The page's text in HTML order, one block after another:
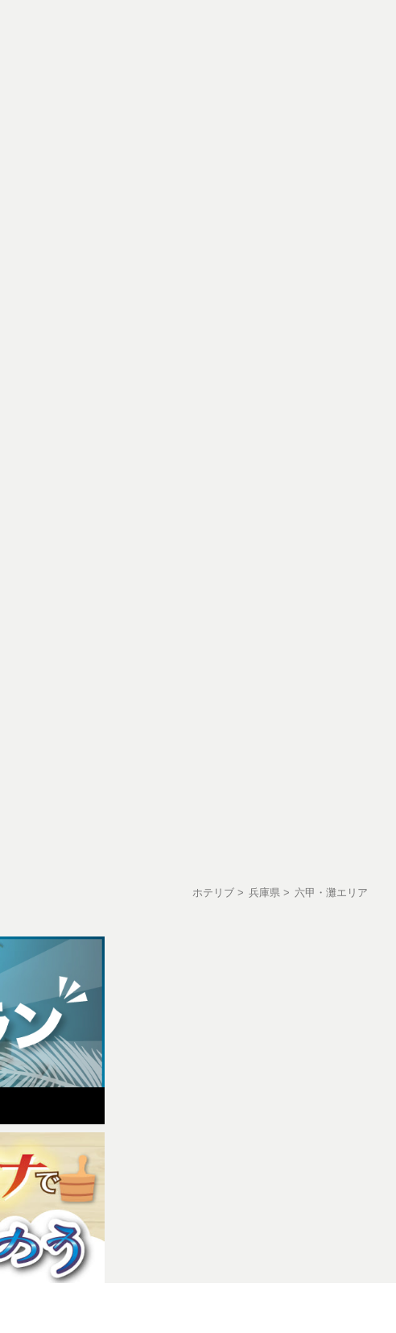
ホテリブ 兵庫県 六甲・灘エリア